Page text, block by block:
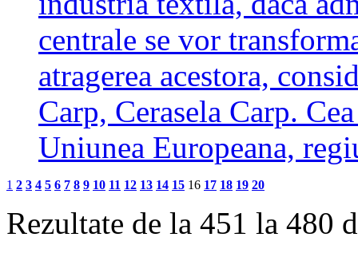
centrale se vor
atragerea acestora,
Carp, Cerasela Carp.
Uniunea Europeana,
1 2 3 4 5 6 7 8 9 10 11 12 13 14 15 16 17 18 19 20
Rezultate de la 451 la 480